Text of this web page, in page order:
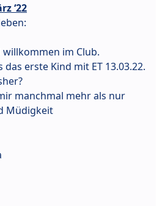
‘22
im Club.
das erste Kind mit ET 13.03.22.
manchmal mehr als nur
Müdigkeit